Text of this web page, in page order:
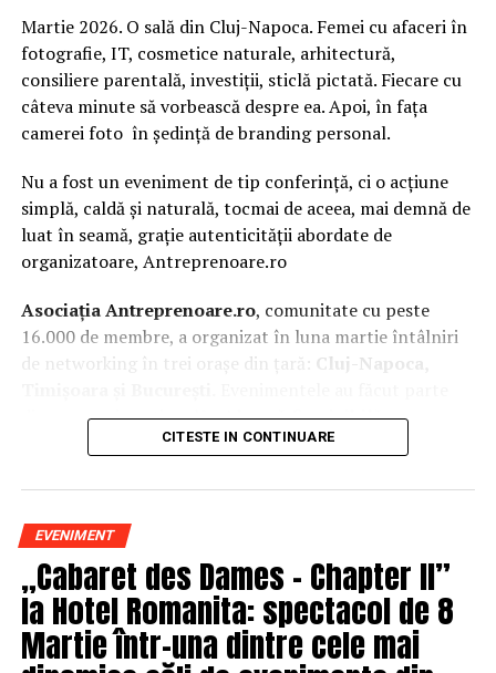
Martie 2026. O sală din Cluj-Napoca. Femei cu afaceri în
fotografie, IT, cosmetice naturale, arhitectură,
consiliere parentală, investiții, sticlă pictată. Fiecare cu
câteva minute să vorbească despre ea. Apoi, în fața
camerei foto în ședință de branding personal.
Nu a fost un eveniment de tip conferință, ci o acțiune
simplă, caldă și naturală, tocmai de aceea, mai demnă de
luat în seamă, grație autenticității abordate de
organizatoare, Antreprenoare.ro
Asociația Antreprenoare.ro, comunitate cu peste
16.000 de membre, a organizat în luna martie întâlniri
de networking în trei orașe din țară:
Cluj-Napoca,
campania națională„Aleg să fiu vizibilă„, o
inițiativă care combină sesiuni de fotografie de brand
prezentă, cu numele tău și cu afacerea ta, în spațiul
public.
La Cluj-Napoca, sesiunile foto au fost susținute de doi
fotografi profesioniști:Valentina Mihalache
(lightsun.ro) șiDeni Sîrb(DA Studio). Valentina a venit
cu 18 ani de carieră în vânzări în spate și o tranziție
CITESTE IN CONTINUARE
EVENIMENT
„Cabaret des Dames – Chapter II”
la Hotel Romanita: spectacol de 8
Martie într-una dintre cele mai